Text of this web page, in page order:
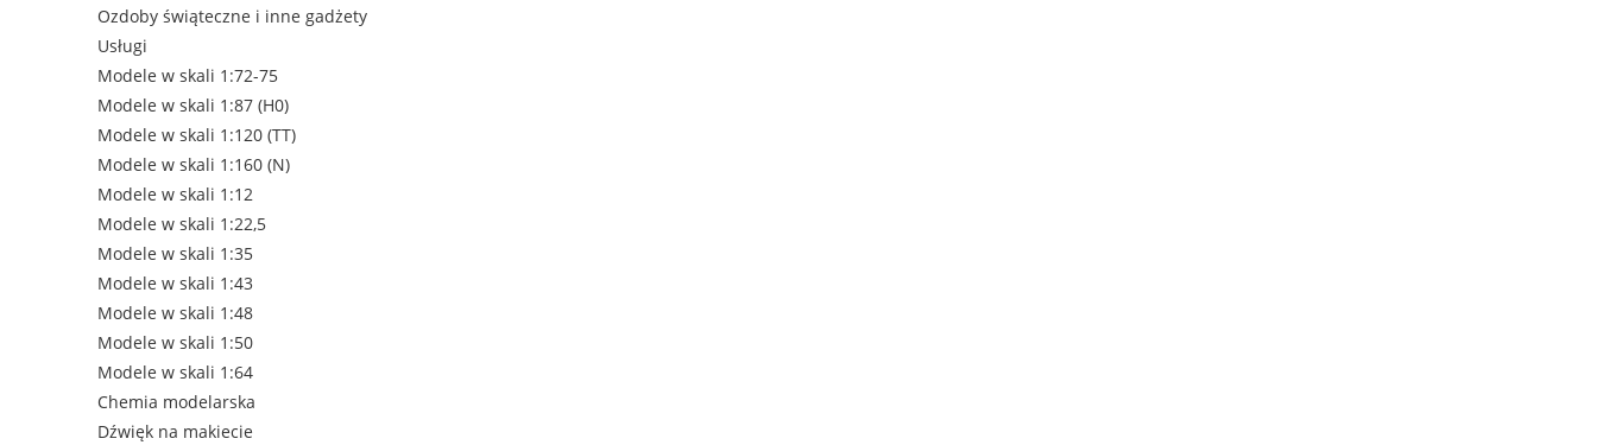
Ozdoby świąteczne i inne gadżety
Usługi
Modele w skali 1:72-75
Modele w skali 1:87 (H0)
Modele w skali 1:120 (TT)
Modele w skali 1:160 (N)
Modele w skali 1:12
Modele w skali 1:22,5
Modele w skali 1:35
Modele w skali 1:43
Modele w skali 1:48
Modele w skali 1:50
Modele w skali 1:64
Chemia modelarska
Dźwięk na makiecie